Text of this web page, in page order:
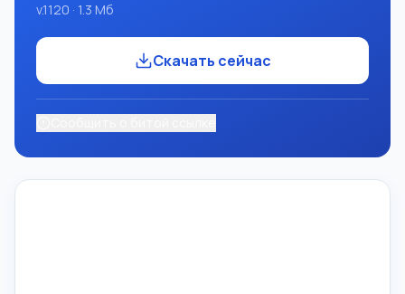
v.1120 · 1.3 Мб
Скачать сейчас